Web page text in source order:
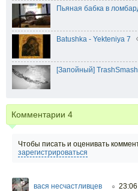
Пьяная бабка в
Batushka - Yekteniya 7
[Запойный] TrashSmash
Комментарии 4
Чтобы писать и оценивать
зарегистрироваться
вася несчастливцев ○